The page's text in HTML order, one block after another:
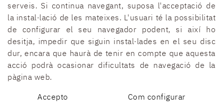
972 50 00 07
690 91 26 40
rambla29@rambla29.com
DECLARACCIÓ D'ACCESSIBILITAT
serveis. Si continua navegant, suposa l'acceptació de
la instal·lació de les mateixes. L'usuari té la possibilitat
de configurar el seu navegador podent, si així ho
desitja, impedir que siguin instal·lades en el seu disc
dur, encara que haurà de tenir en compte que aquesta
acció podrà ocasionar dificultats de navegació de la
pàgina web.
Accepto
Com configurar